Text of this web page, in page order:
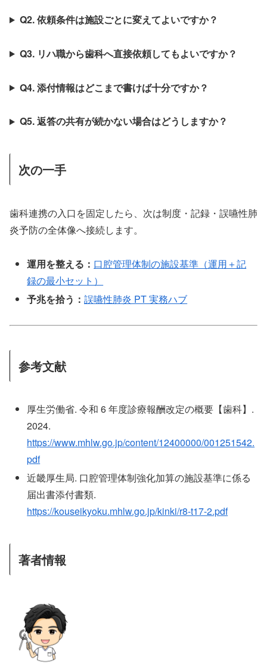
Q2. 依頼条件は施設ごとに変えてよいですか？
Q3. リハ職から歯科へ直接依頼してもよいですか？
Q4. 添付情報はどこまで書けば十分ですか？
Q5. 返答の共有が続かない場合はどうしますか？
次の一手
歯科連携の入口を固定したら、次は制度・記録・誤嚥性肺
炎予防の全体像へ接続します。
運用を整える： 口腔管理体制の施設基準（運用＋記
録の最小セット）
予兆を拾う：誤嚥性肺炎 PT 実務ハブ
参考文献
厚生労働省. 令和 6 年度診療報酬改定の概要【歯科】.
2024.
https://www.mhlw.go.jp/content/12400000/001251542.
pdf
近畿厚生局. 口腔管理体制強化加算の施設基準に係る
届出書添付書類.
https://kouseikyoku.mhlw.go.jp/kinki/r8-t17-2.pdf
著者情報